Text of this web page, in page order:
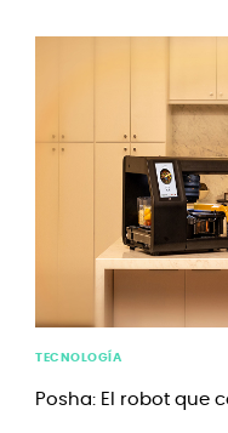
TECNOLOGÍA
Posha: El robot que